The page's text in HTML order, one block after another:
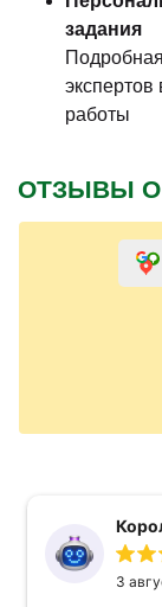
задания
экспертов
работы
ОТЗЫВЫ
3